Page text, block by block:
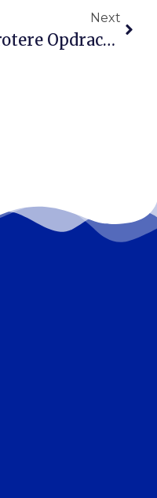
Next
Grotere Opdrachten Binnenhalen Als Zzp’er? Samenwerken In Een Coöperatie Biedt Kansen